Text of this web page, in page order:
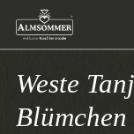
Weste
Blümchen